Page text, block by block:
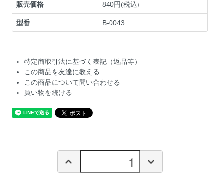
販売価格 840円(税込)
型番 B-0043
特定商取引法に基づく表記（返品等）
この商品を友達に教える
この商品について問い合わせる
買い物を続ける